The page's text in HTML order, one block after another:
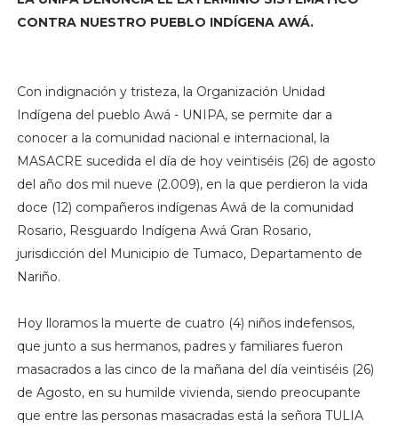
CONTRA NUESTRO PUEBLO INDÍGENA AWÁ.
Con indignación y tristeza, la Organización Unidad
Indígena del pueblo Awá - UNIPA, se permite dar a
conocer a la comunidad nacional e internacional, la
MASACRE sucedida el día de hoy veintiséis (26) de agosto
del año dos mil nueve (2.009), en la que perdieron la vida
doce (12) compañeros indígenas Awá de la comunidad
Rosario, Resguardo Indígena Awá Gran Rosario,
jurisdicción del Municipio de Tumaco, Departamento de
Nariño.
Hoy lloramos la muerte de cuatro (4) niños indefensos,
que junto a sus hermanos, padres y familiares fueron
masacrados a las cinco de la mañana del día veintiséis (26)
de Agosto, en su humilde vivienda, siendo preocupante
que entre las personas masacradas está la señora TULIA